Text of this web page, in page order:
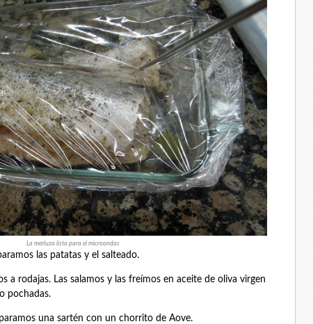
La merluza lista para el microondas
las patatas y el salteado.
a rodajas. Las salamos y las freímos en aceite de oliva virgen
pochadas.
una sartén con un chorrito de Aove.